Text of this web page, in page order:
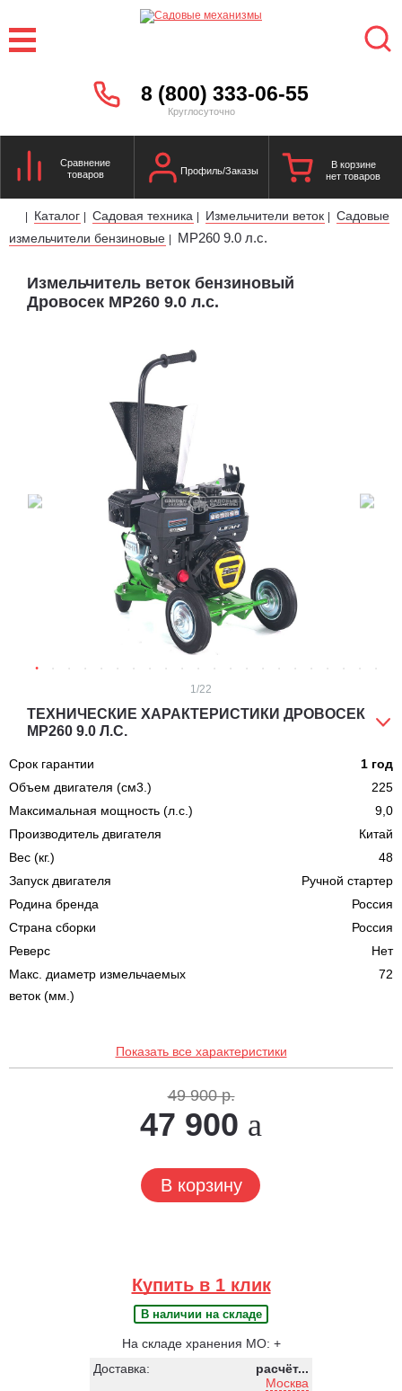
8 (800) 333-06-55
Круглосуточно
Сравнение
товаров
Профиль/Заказы
В корзине
нет товаров
| Каталог | Садовая техника | Измельчители веток | Садовые
измельчители бензиновые | МР260 9.0 л.с.
Измельчитель веток бензиновый
Дровосек МР260 9.0 л.с.
1 /22
ТЕХНИЧЕСКИЕ ХАРАКТЕРИСТИКИ ДРОВОСЕК
МР260 9.0 Л.С.
Срок гарантии
1 год
Объем двигателя (см3.)
225
Максимальная мощность (л.с.)
9,0
Производитель двигателя
Китай
Вес (кг.)
48
Запуск двигателя
Ручной стартер
Родина бренда
Россия
Страна сборки
Россия
Реверс
Нет
Макс. диаметр измельчаемых
веток (мм.)
72
Показать все характеристики
49 900 р.
47 900
В корзину
Купить в 1 клик
В наличии на складе
На складе хранения МО: +
Доставка:
расчёт...
Москва